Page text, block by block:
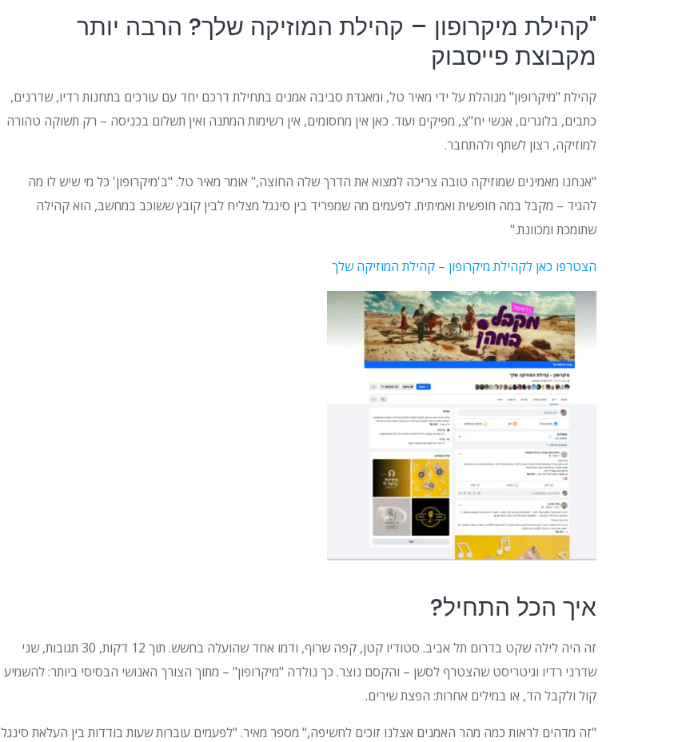
"קהילת מיקרופון – קהילת המוזיקה שלך? הרבה יותר
מקבוצת פייסבוק
קהילת "מיקרופון" מנוהלת על ידי מאיר טל, ומאגדת סביבה אמנים בתחילת דרכם יחד עם עורכים בתחנות רדיו, שדרנים,
כתבים, בלוגרים, אנשי יח"צ, מפיקים ועוד. כאן אין מחסומים, אין רשימות המתנה ואין תשלום בכניסה – רק תשוקה טהורה
למוזיקה, רצון לשתף ולהתחבר.
"אנחנו מאמינים שמוזיקה טובה צריכה למצוא את הדרך שלה החוצה," אומר מאיר טל. "ב'מיקרופון' כל מי שיש לו מה
להגיד – מקבל במה חופשית ואמיתית. לפעמים מה שמפריד בין סינגל מצליח לבין קובץ ששוכב במחשב, הוא קהילה
שתומכת ומכוונת."
הצטרפו כאן לקהילת מיקרופון – קהילת המוזיקה שלך
איך הכל התחיל?
זה היה לילה שקט בדרום תל אביב. סטודיו קטן, קפה שרוף, ודמו אחד שהועלה בחשש. תוך 12 דקות, 30 תגובות, שני
שדרני רדיו וגיטריסט שהצטרף לסשן – והקסם נוצר. כך נולדה "מיקרופון" – מתוך הצורך האנושי הבסיסי ביותר: להשמיע
קול ולקבל הד, או במילים אחרות: הפצת שירים.
"זה מדהים לראות כמה מהר האמנים אצלנו זוכים לחשיפה," מספר מאיר. "לפעמים עוברות שעות בודדות בין העלאת סינגל